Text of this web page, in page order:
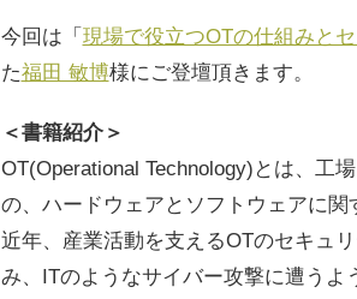
今回は「 現場で役立つOTの仕組みと
た福田 敏博様にご登壇頂きます。
＜書籍紹介＞
OT(Operational Technology)とは、工
の、ハードウェアとソフトウェアに関
近年、産業活動を支えるOTのセキュ
み、ITのようなサイバー攻撃に遭うよ